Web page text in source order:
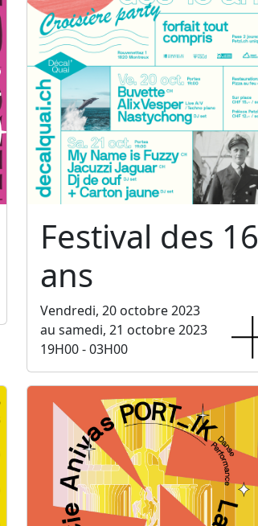
Festival des 16
ans
Vendredi, 20 octobre 2023
au samedi, 21 octobre 2023
19H00 - 03H00